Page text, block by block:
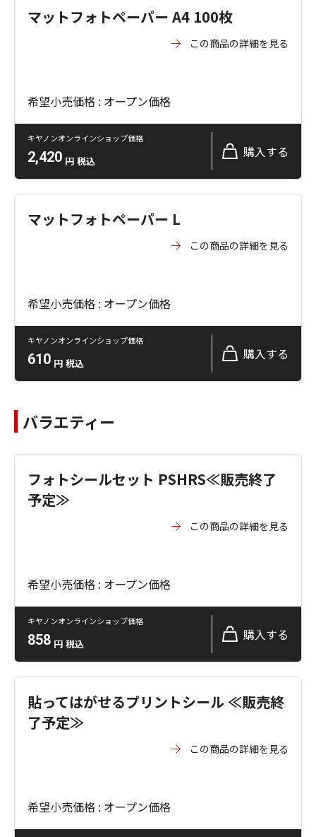
マットフォトペーパー A4 100枚
この商品の詳細を見る
希望小売価格 : オープン価格
キヤノンオンラインショップ価格
2,420 円 税込
購入する
マットフォトペーパー L
この商品の詳細を見る
希望小売価格 : オープン価格
キヤノンオンラインショップ価格
610 円 税込
購入する
バラエティー
フォトシールセット PSHRS≪販売終了
予定≫
この商品の詳細を見る
希望小売価格 : オープン価格
キヤノンオンラインショップ価格
858 円 税込
購入する
貼ってはがせるプリントシール ≪販売終
了予定≫
この商品の詳細を見る
希望小売価格 : オープン価格